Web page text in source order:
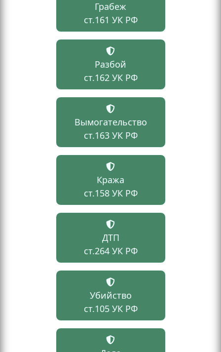
Грабеж
ст.161 УК РФ
Разбой
ст.162 УК РФ
Вымогательство
ст.163 УК РФ
Кража
ст.158 УК РФ
ДТП
ст.264 УК РФ
Убийство
ст.105 УК РФ